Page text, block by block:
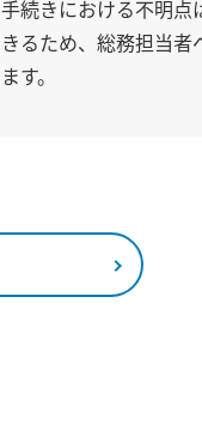
手続きにおける不明点
きるため、総務担当者
ます。